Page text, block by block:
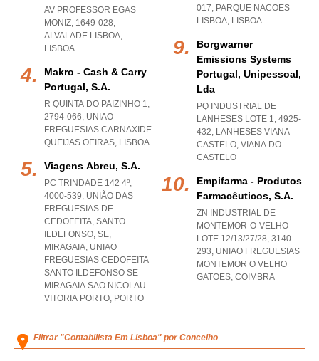
AV PROFESSOR EGAS
MONIZ, 1649-028,
ALVALADE LISBOA,
LISBOA
Makro - Cash & Carry
Portugal, S.a.
R QUINTA DO PAIZINHO 1,
2794-066, UNIAO
FREGUESIAS CARNAXIDE
QUEIJAS OEIRAS, LISBOA
Viagens Abreu, S.a.
PC TRINDADE 142 4º,
4000-539, UNIÃO DAS
FREGUESIAS DE
CEDOFEITA, SANTO
ILDEFONSO, SE,
MIRAGAIA, UNIAO
FREGUESIAS CEDOFEITA
SANTO ILDEFONSO SE
MIRAGAIA SAO NICOLAU
VITORIA PORTO, PORTO
017, PARQUE NACOES
LISBOA, LISBOA
Borgwarner
Emissions Systems
Portugal, Unipessoal,
Lda
PQ INDUSTRIAL DE
LANHESES LOTE 1, 4925-
432, LANHESES VIANA
CASTELO, VIANA DO
CASTELO
Empifarma - Produtos
Farmacêuticos, S.a.
ZN INDUSTRIAL DE
MONTEMOR-O-VELHO
LOTE 12/13/27/28, 3140-
293, UNIAO FREGUESIAS
MONTEMOR O VELHO
GATOES, COIMBRA
Filtrar "Contabilista Em Lisboa" por Concelho